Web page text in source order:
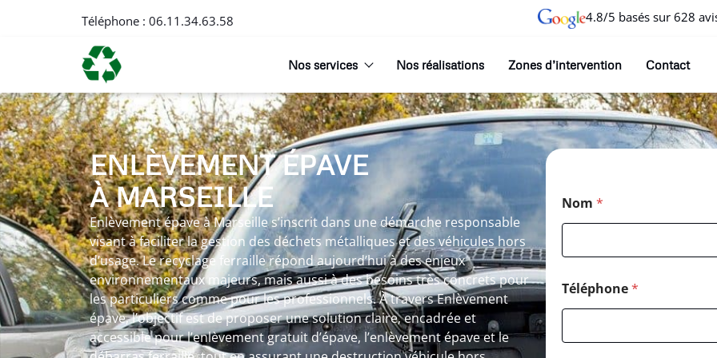
Téléphone : 06.11.34.63.58 4.8/5 basés sur 628
Nos services Nos réalisations Zones d’intervention Contact
ENLÈVEMENT ÉPAVE
À MARSEILLE
Enlèvement épave à Marseille s’inscrit dans une démarche responsable
visant à faciliter la gestion des déchets métalliques et des véhicules hors
d’usage. Le recyclage ferraille répond aujourd’hui à des enjeux
environnementaux majeurs, mais aussi à des besoins très concrets pour
les particuliers comme pour les professionnels. À travers Enlèvement
épave, l’objectif est de proposer une solution claire, encadrée et
accessible pour l’enlèvement gratuit d’épave, l’enlèvement épave et le
Nom *
Téléphone*